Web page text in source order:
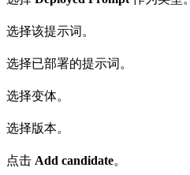
选择该提示词。
选择已部署的提示词。
选择变体。
选择版本。
点击 Add candidate。